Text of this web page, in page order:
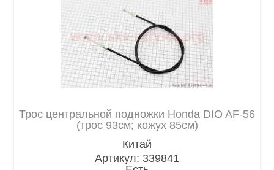
Трос центральной подножки Honda DIO AF-56
(трос 93см; кожух 85см)
Китай
Артикул: 339841